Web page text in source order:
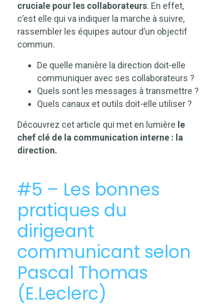
cruciale pour les collaborateurs. En effet,
c’est elle qui va indiquer la marche à suivre,
rassembler les équipes autour d’un objectif
commun.
De quelle manière la direction doit-elle
communiquer avec ses collaborateurs ?
Quels sont les messages à transmettre ?
Quels canaux et outils doit-elle utiliser ?
Découvrez cet article qui met en lumière le
chef clé de la communication interne : la
direction.
#5 – Les bonnes
pratiques du
dirigeant
communicant selon
Pascal Thomas
(E.Leclerc)